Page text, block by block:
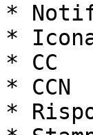
*
*
* CC
* CCN
*